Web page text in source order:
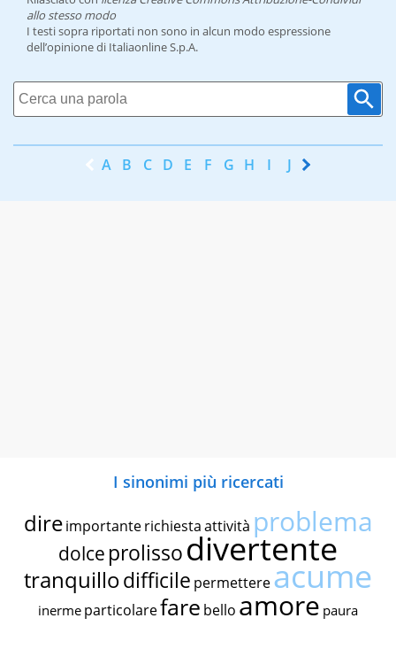
allo stesso modo
I testi sopra riportati non sono in alcun modo espressione
dell’opinione di Italiaonline S.p.A.
A B C D E F G H I J K
I sinonimi più ricercati
dire importante richiestaattività problema
dolce prolissodivertente
tranquillodifficile permettereacume
inerme particolarefare bello amore paura